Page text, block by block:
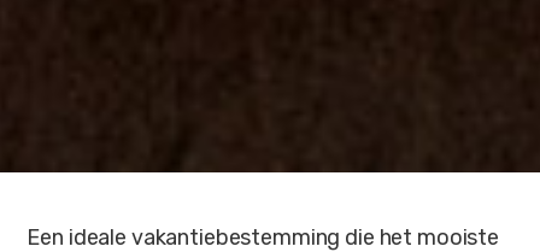
Een ideale vakantiebestemming die het mooiste